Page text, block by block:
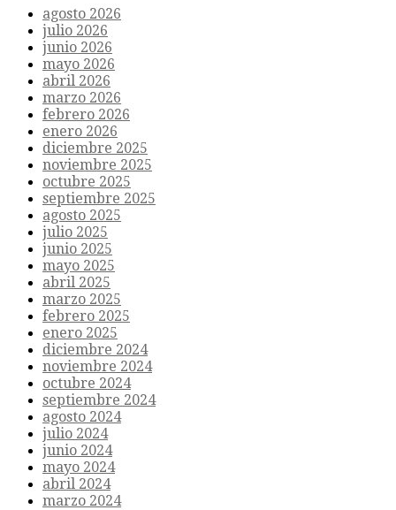
agosto 2026
julio 2026
junio 2026
mayo 2026
abril 2026
marzo 2026
febrero 2026
enero 2026
diciembre 2025
noviembre 2025
octubre 2025
septiembre 2025
agosto 2025
julio 2025
junio 2025
mayo 2025
abril 2025
marzo 2025
febrero 2025
enero 2025
diciembre 2024
noviembre 2024
octubre 2024
septiembre 2024
agosto 2024
julio 2024
junio 2024
mayo 2024
abril 2024
marzo 2024